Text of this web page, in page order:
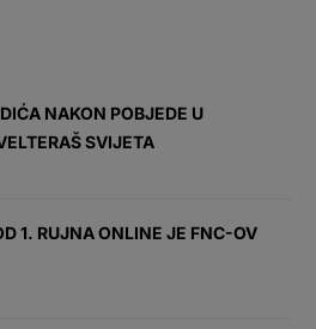
NAKON POBJEDE U
SVIJETA
1. RUJNA ONLINE JE FNC-OV